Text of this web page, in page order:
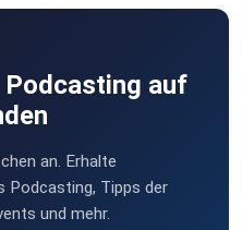
Podcasting auf
an. Erhalte
Podcasting, Tipps der
und mehr.